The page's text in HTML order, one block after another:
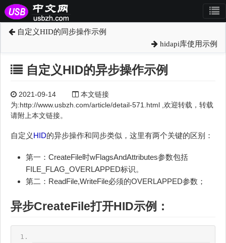
自定义HID的同步操作示例
hidapi库使用示例
自定义HID的异步操作示例
2021-09-14
本文链接
为:http://www.usbzh.com/article/detail-571.html ,欢迎转载，转载
请附上本文链接。
自定义 HID的异步操作和同步类似，这里有两个关键的区别：
第一：CreateFile时wFlagsAndAttributes参数包括
FILE_FLAG_OVERLAPPED标识。
第二：ReadFile,WriteFile必须的OVERLAPPED参数；
异步CreateFile打开HID示例：